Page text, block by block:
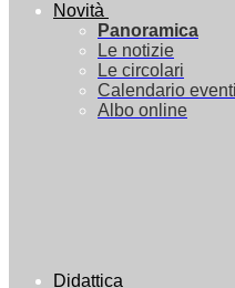
Novità
Panoramica
Le notizie
Le circolari
Calendario eventi
Albo online
Didattica